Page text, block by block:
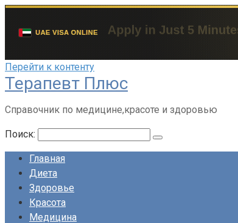
Перейти к контенту
Терапевт Плюс
Справочник по медицине,красоте и здоровью
Поиск:
Главная
Диета
Здоровье
Красота
Медицина